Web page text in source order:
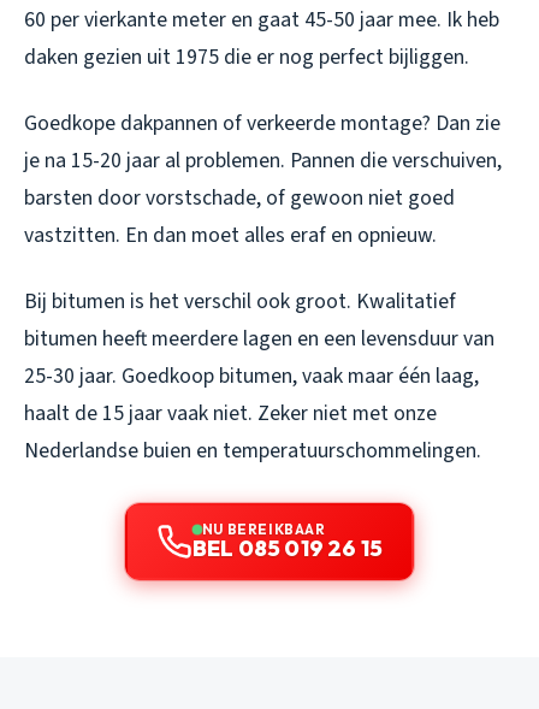
60 per vierkante meter en gaat 45-50 jaar mee. Ik heb
daken gezien uit 1975 die er nog perfect bijliggen.
Goedkope dakpannen of verkeerde montage? Dan zie
je na 15-20 jaar al problemen. Pannen die verschuiven,
barsten door vorstschade, of gewoon niet goed
vastzitten. En dan moet alles eraf en opnieuw.
Bij bitumen is het verschil ook groot. Kwalitatief
bitumen heeft meerdere lagen en een levensduur van
25-30 jaar. Goedkoop bitumen, vaak maar één laag,
haalt de 15 jaar vaak niet. Zeker niet met onze
Nederlandse buien en temperatuurschommelingen.
NU BEREIKBAAR
BEL 085 019 26 15